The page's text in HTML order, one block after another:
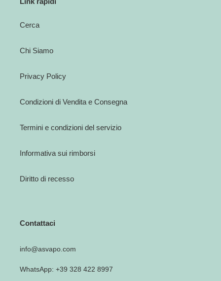
Cerca
Chi Siamo
Privacy Policy
Condizioni di Vendita e Consegna
Termini e condizioni del servizio
Informativa sui rimborsi
Diritto di recesso
Contattaci
info@asvapo.com
WhatsApp: +39 328 422 8997